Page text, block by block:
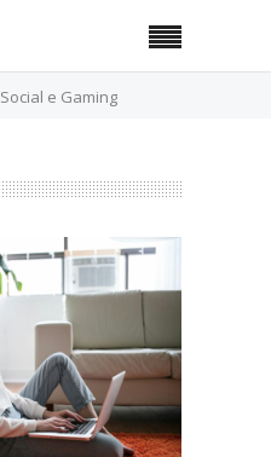
Social e Gaming